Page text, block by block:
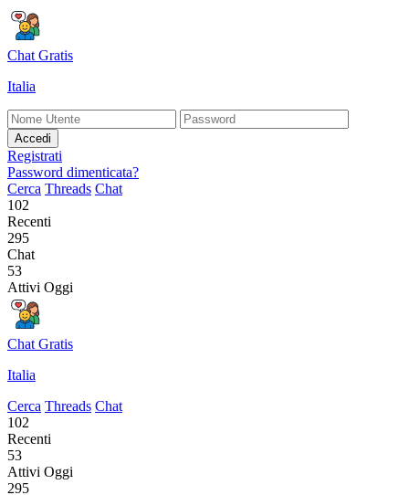
Chat Gratis
Italia
Accedi
Registrati
Password dimenticata?
Cerca Threads Chat
102
Recenti
295
Chat
53
Attivi Oggi
Chat Gratis
Italia
Cerca Threads Chat
102
Recenti
53
Attivi Oggi
295